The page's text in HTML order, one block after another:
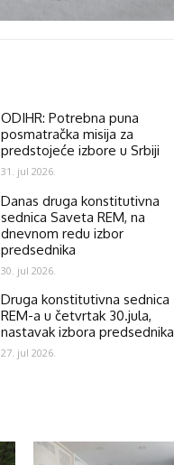
ODIHR: Potrebna puna
posmatračka misija za
predstojeće izbore u Srbiji
31. jul 2026.
Danas druga konstitutivna
sednica Saveta REM, na
dnevnom redu izbor
predsednika
30. jul 2026.
Druga konstitutivna sednica
REM-a u četvrtak 30.jula,
nastavak izbora predsednika
27. jul 2026.